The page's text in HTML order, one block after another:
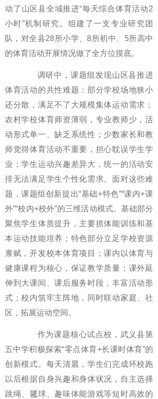
动了山区县全域推进“每天综合体育活动2
小时”机制研究。组建了一支专业研究团
队，对全县28所小学、8所初中、5所高中
的体育活动开展情况做了全方位摸底。
调研中，课题组发现山区县推进
体育活动的共性难题：部分学校场地狭小
还分散，满足不了大规模集体运动需求；
农村学校体育师资薄弱，专业教师少，活
动形式单一、缺乏系统性；少数家长和教
师觉得体育活动不重要，担心耽误学生学
业；学生运动兴趣差异大，统一的活动安
排无法满足学生个性化需求。面对这些难
题，课题组创新提出“基础+特色”“课内+课
外”“校内+校外”的三维活动模式。基础部分
聚焦学生体质提升，主要抓体能训练和基
本运动技能培养；特色部分立足学校资源
禀赋，开发校本体育项目；课内以体育与
健康课程为核心，保证教学质量；课外延
伸到大课间、课后服务时段，丰富活动形
式；校内筑牢主阵地，同时联动家庭、社
区，拓展运动空间。
作为课题核心试点校，武义县第
五中学积极探索“零点体育+长课时体育”的
创新模式。每天清晨，学生们完成环校跑
以后根据自身兴趣和身体状况，自主选择
跳绳、毽球、趣味体能游戏等短时高效的